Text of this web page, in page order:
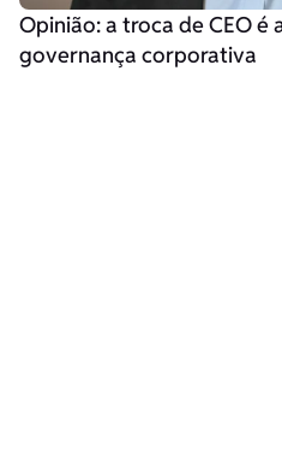
Opinião: a troca de CEO é
governança corporativa